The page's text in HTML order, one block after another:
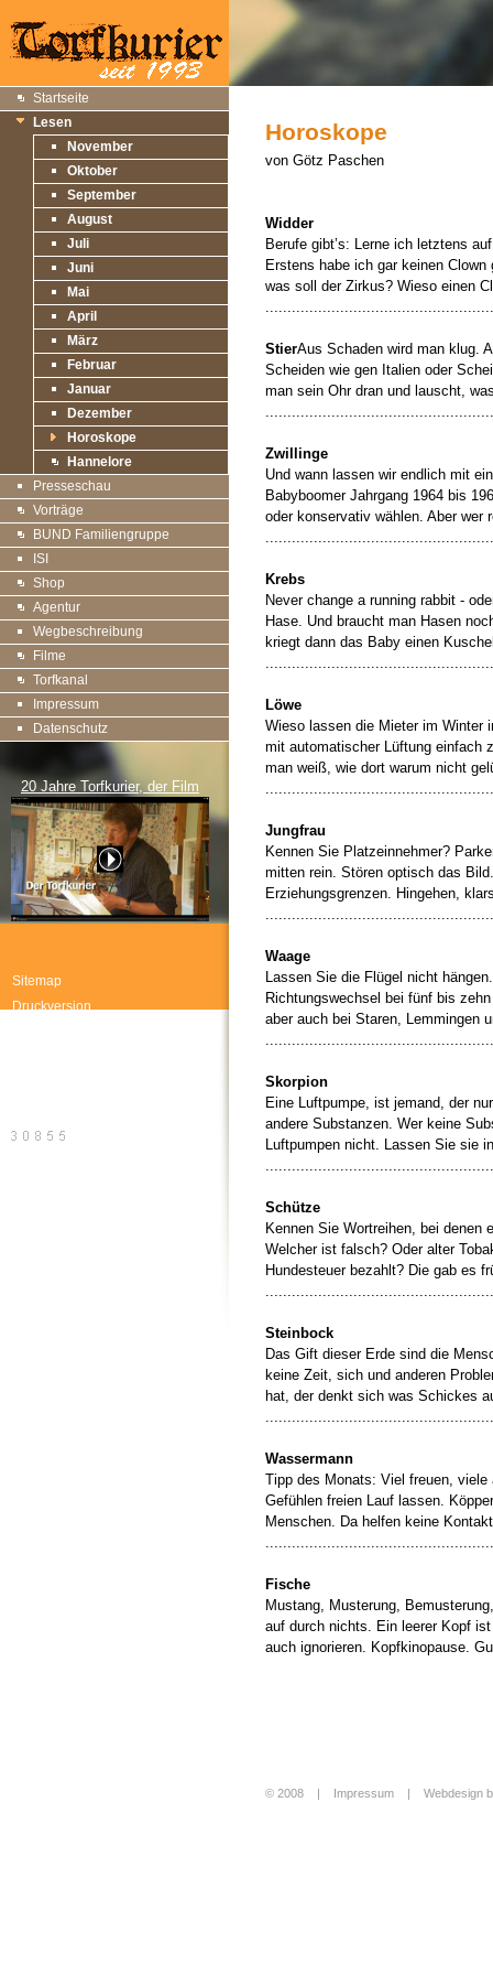
Startseite
Lesen
November
Oktober
September
August
Juli
Juni
Mai
April
März
Februar
Januar
Dezember
Horoskope
Hannelore
Presseschau
Vorträge
BUND Familiengruppe
ISI
Shop
Agentur
Wegbeschreibung
Filme
Torfkanal
Impressum
Datenschutz
20 Jahre Torfkurier, der Film
Sitemap
Druckversion
Horoskope
von Götz Paschen
Widder
Berufe gibt’s: Lerne ich letztens
Erstens habe ich gar keinen
was soll der Zirkus? Wieso einen
StierAus Schaden wird man klug.
Scheiden wie gen Italien oder
man sein Ohr dran und lauscht,
Zwillinge
Und wann lassen wir endlich mit
Babyboomer Jahrgang 1964 bis
oder konservativ wählen. Aber wer
Krebs
Never change a running rabbit -
Hase. Und braucht man Hasen
kriegt dann das Baby einen
Löwe
Wieso lassen die Mieter im Winter
mit automatischer Lüftung einfach
man weiß, wie dort warum nicht
Jungfrau
Kennen Sie Platzeinnehmer?
mitten rein. Stören optisch das
Erziehungsgrenzen. Hingehen,
Waage
Lassen Sie die Flügel nicht
Richtungswechsel bei fünf bis
aber auch bei Staren, Lemmingen
Skorpion
Eine Luftpumpe, ist jemand, der
andere Substanzen. Wer keine
Luftpumpen nicht. Lassen Sie sie
Schütze
Kennen Sie Wortreihen, bei
Welcher ist falsch? Oder alter
Hundesteuer bezahlt? Die gab es
Steinbock
Das Gift dieser Erde sind die
keine Zeit, sich und anderen
hat, der denkt sich was Schickes
Wassermann
Tipp des Monats: Viel freuen,
Gefühlen freien Lauf lassen.
Menschen. Da helfen keine
Fische
Mustang, Musterung,
auf durch nichts. Ein leerer Kopf
auch ignorieren. Kopfkinopause.
© 2008 | Impressum Webdesign